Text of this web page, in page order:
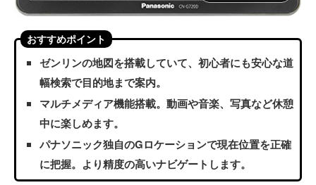
おすすめポイント
ゼンリンの地図を搭載していて、初心者にも安心な道
幅検索で目的地まで案内。
マルチメディア機能搭載。動画や音楽、写真など休憩
中に楽しめます。
パナソニック独自のGロケーションで現在位置を正確
に把握。より精度の高いナビゲートします。